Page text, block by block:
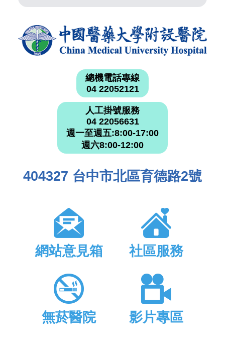
總機電話專線
04 22052121
人工掛號服務
04 22056631
週一至週五:8:00-17:00
週六8:00-12:00
404327 台中市北區育德路2號
網站意見箱 社區服務
無菸醫院 影片專區